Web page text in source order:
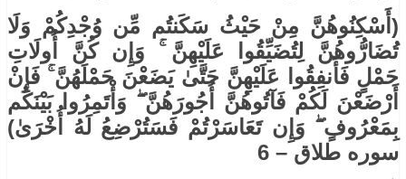
(أَسْكِنُوهُنَّ مِنْ حَيْثُ سَكَنتُم مِّن وُجْدِكُمْ وَلَا
تُضَارُّوهُنَّ لِتُضَيِّقُوا عَلَيْهِنَّ ۚ وَإِن كُنَّ أُولَاتِ
حَمْلٍ فَأَنفِقُوا عَلَيْهِنَّ حَتَّىٰ يَضَعْنَ حَمْلَهُنَّ ۚ فَإِنْ
أَرْضَعْنَ لَكُمْ فَآتُوهُنَّ أُجُورَهُنَّ ۖ وَأْتَمِرُوا بَيْنَكُم
بِمَعْرُوفٍ ۖ وَإِن تَعَاسَرْتُمْ فَسَتُرْضِعُ لَهُ أُخْرَىٰ)
سوره طلاق – 6